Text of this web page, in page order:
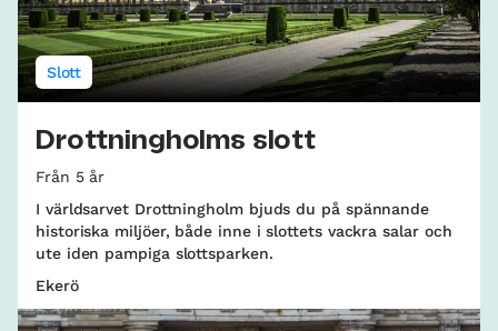
Slott
Drottningholms slott
Från 5 år
I världsarvet Drottningholm bjuds du på spännande
historiska miljöer, både inne i slottets vackra salar och
ute iden pampiga slottsparken.
Ekerö